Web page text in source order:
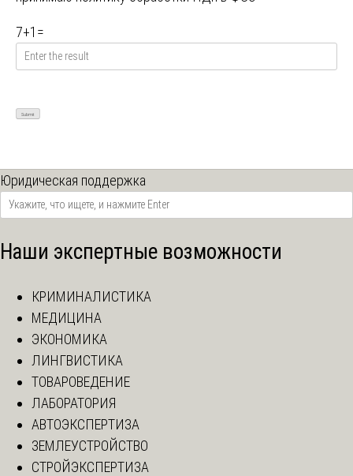
7+1 =
Юридическая поддержка
Наши экспертные возможности
КРИМИНАЛИСТИКА
МЕДИЦИНА
ЭКОНОМИКА
ЛИНГВИСТИКА
ТОВАРОВЕДЕНИЕ
ЛАБОРАТОРИЯ
АВТОЭКСПЕРТИЗА
ЗЕМЛЕУСТРОЙСТВО
СТРОЙЭКСПЕРТИЗА